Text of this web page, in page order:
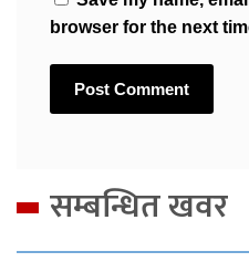
browser for the next
सम्बन्धित खवर